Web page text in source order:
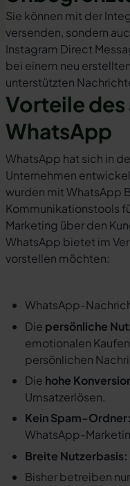
Sie können mit der
versenden, sondern
Instagram Direct
bei einem neu
unterstützten
Vorteile
WhatsApp
WhatsApp hat sich in
Unternehmen
wurden mit WhatsApp
Kommunikationstools
Marketing über den
WhatsApp bietet im
vorstellen möchten:
WhatsApp-
Die persönliche
emotionalen
persönlichen
Die hohe
Umsatzerlösen.
Kein Spam-Ordner:
WhatsApp-
Breite Nutzerbasis:
Bisher betreiben